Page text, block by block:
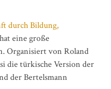
durch Bildung,
hat eine große
Organisiert von Roland
die türkische Version der
der Bertelsmann